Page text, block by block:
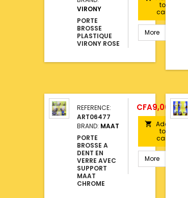
VIRONY
PORTE
BROSSE
PLASTIQUE
VIRONY ROSE
to
cart
More
REFERENCE:
ART06477
BRAND: MAAT
PORTE
BROSSE A
DENT EN
VERRE AVEC
SUPPORT
MAAT
CHROME
Price
CFA9,000.00

Add
to
cart
More